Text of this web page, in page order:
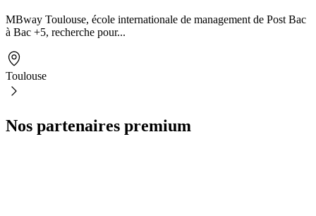
MBway Toulouse, école internationale de management de Post Bac
à Bac +5, recherche pour...
Toulouse
Nos partenaires premium